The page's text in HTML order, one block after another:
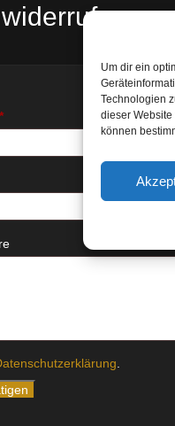
Um dir ein
Technologien
dieser
können
*erforderlich